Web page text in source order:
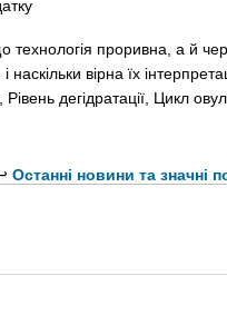
технологія проривна, а й
і наскільки вірна їх
дегідратації, Цикл
Останні новини та значні